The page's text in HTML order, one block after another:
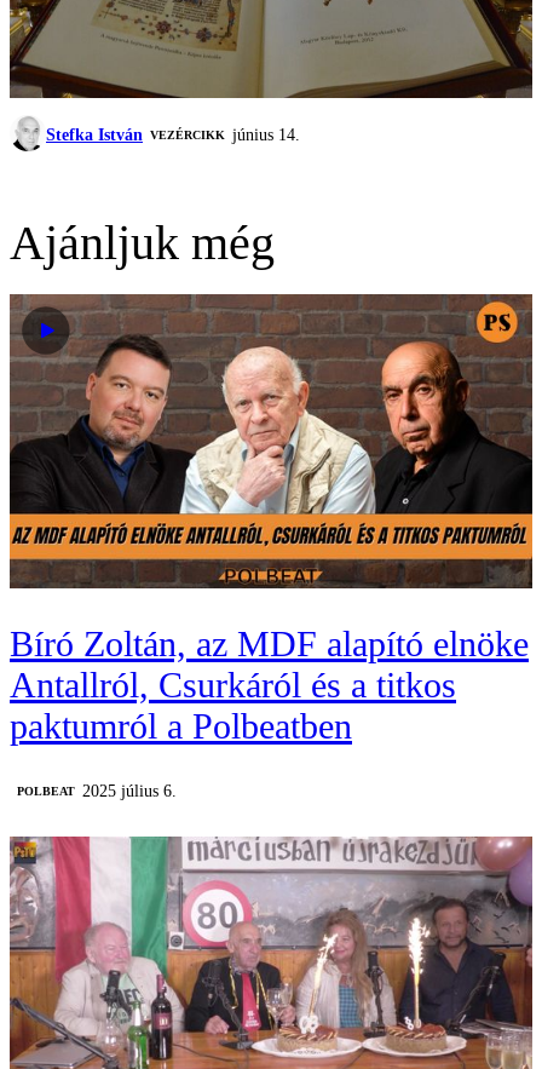
Stefka István VEZÉRCIKK június 14.
Ajánljuk még
Bíró Zoltán, az MDF alapító elnöke
Antallról, Csurkáról és a titkos
paktumról a Polbeatben
‎POLBEAT 2025 július 6.